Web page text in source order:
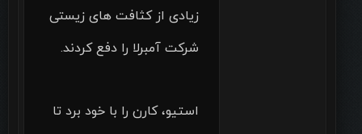
زیادی از کثافت های زیستی
شرکت آمبرلا را دفع کردند.
استیو، کارن را با خود برد تا